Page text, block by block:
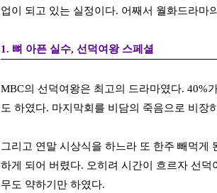
업이 되고 있는 실정이다. 어째서 월화드라마
1. 뼈 아픈 실수, 선덕여왕 스페셜
MBC의 선덕여왕은 최고의 드라마였다. 40%
도 하였다. 마지막회를 비담의 죽음으로 비장
그리고 연말 시상식을 하느라 또 한주 빼먹게
하게 되어 버렸다. 오히려 시간이 흐르자 선
무도 약하기만 하였다.